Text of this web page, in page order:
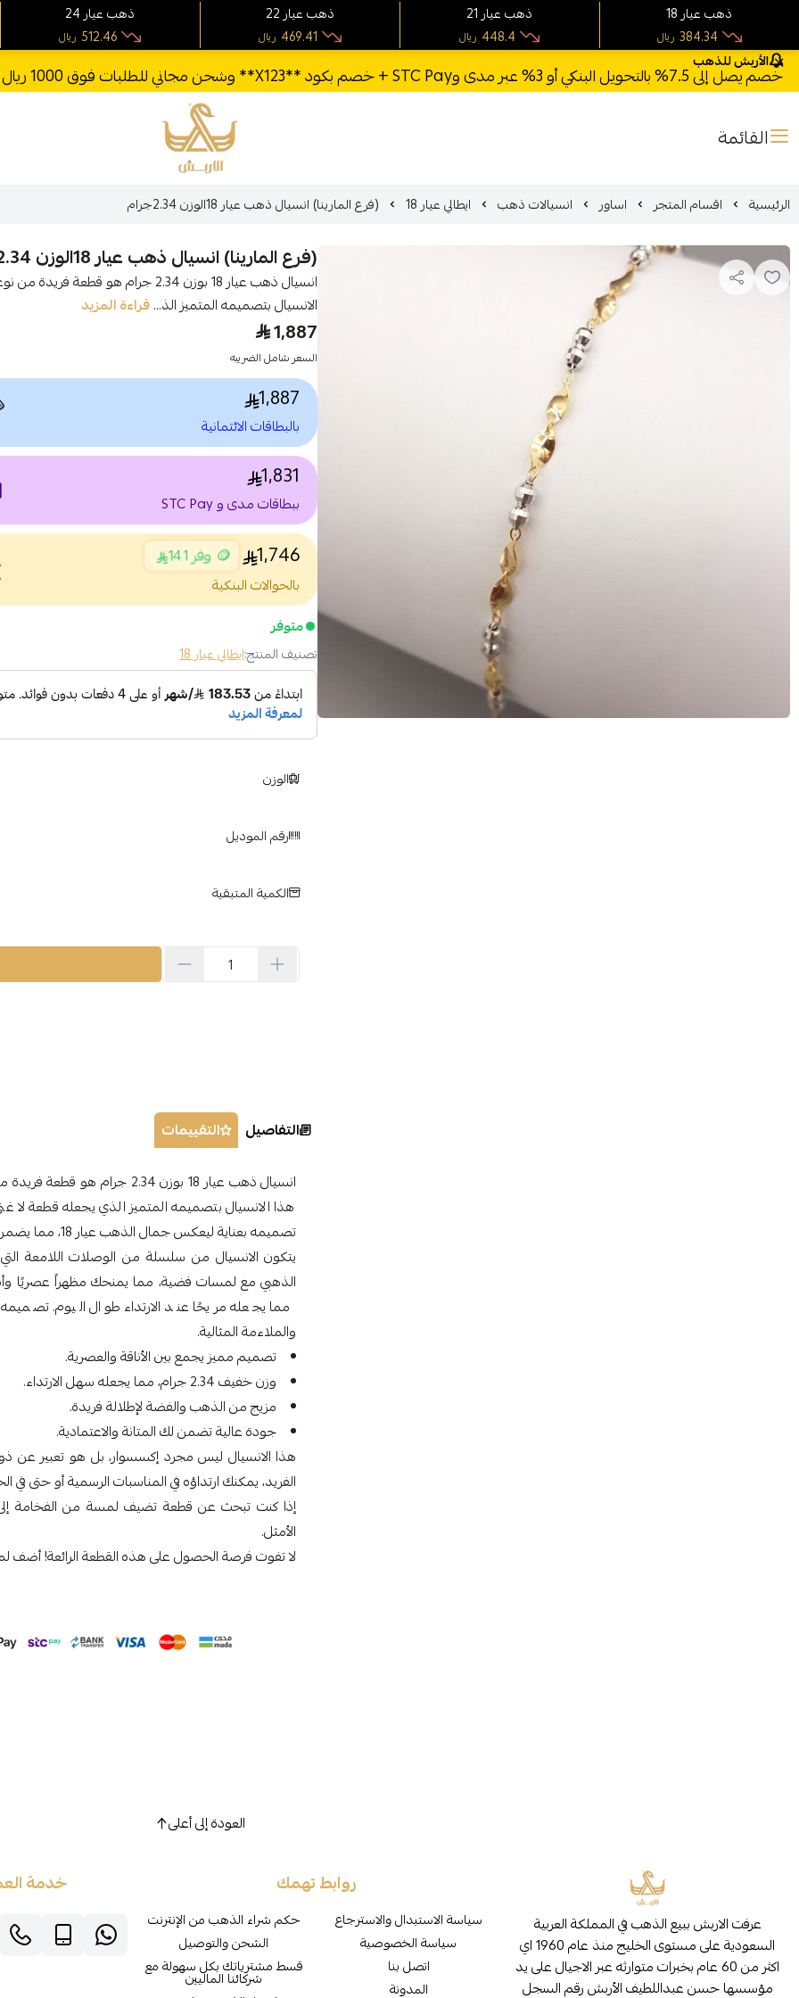
الأربش للذهب
خصم يصل إلى 7.5% بالتحويل البنكي أو 3% عبر مدى وSTC Pay + خصم بكود **X123** وشحن مجاني للطلبات فوق 1000 ريال
القائمة الأربش للذهب
الرئيسية اقسام المتجر اساور انسيالات ذهب ايطالي عيار 18 (فرع المارينا) انسيال ذهب عيار 18الوزن 2.34جرام
(فرع المارينا) انسيال ذهب عيار 18الوزن 2.34جرام
انسيال ذهب عيار 18 بوزن 2.34 جرام هو
الانسيال بتصميمه المتميز الذ...قراءة المزيد
1,887
السعر شامل الضريبه
1,887
بالبطاقات الائتمانية
1,831
ببطاقات مدى و STC Pay
1,746 🪙 وفر 141
بالحوالات البنكية
متوفر
تصنيف المنتج:ايطالي عيار 18
الوزن
رقم الموديل
الكمية المتبقية
التفاصيل التقييمات
انسيال ذهب عيار 18 بوزن 2.34
هذا الانسيال بتصميمه المتميز الذي يجعله قطعة
تصميمه بعناية ليعكس جمال الذهب عيار 18، مما يضمن لك مظهراً رائعاً ومشرقاً في جميع المناسبات.
يتكون الانسيال من سلسلة من الوصلات اللامعة
مما يجعله مريحًا عند الارتداء طوال اليوم.
والملاءمة المثالية.
تصميم مميز يجمع بين الأناقة والعصرية.
وزن خفيف 2.34 جرام، مما يجعله سهل الارتداء.
مزيج من الذهب والفضة لإطلالة فريدة.
جودة عالية تضمن لك المتانة والاعتمادية.
هذا الانسيال ليس مجرد إكسسوار، بل هو تعبير
الفريد، يمكنك ارتداؤه في المناسبات الرسمية أو حتى في
الأمثل.
لا تفوت فرصة الحصول على هذه القطعة الرائعة! أضف
العودة إلى أعلى
عرفت الاربش ببيع الذهب في المملكة العربية
السعودية على مستوى الخليج منذ عام 1960 اي
اكثر من 60 عام بخبرات متوارثه عبر الاجيال على يد
مؤسسها حسن عبداللطيف الأربش رقم السجل
روابط تهمك
سياسة الاستبدال والاسترجاع
سياسة الخصوصية
اتصل بنا
المدونة
حكم شراء الذهب من الإنترنت
الشحن والتوصيل
قسط مشترياتك بكل سهولة مع
شركائنا الماليين
خدمة
24 ذهب عيار
ريال 512.46
22 ذهب عيار
ريال 469.41
21 ذهب عيار
ريال 448.4
18 ذهب عيار
ريال 384.34